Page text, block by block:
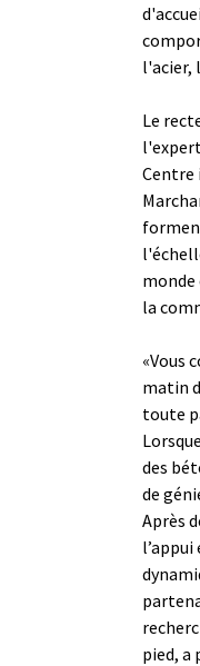
l'acier,
Le
Centre
la
«Vous
matin
toute
des
de
Après
pied, a